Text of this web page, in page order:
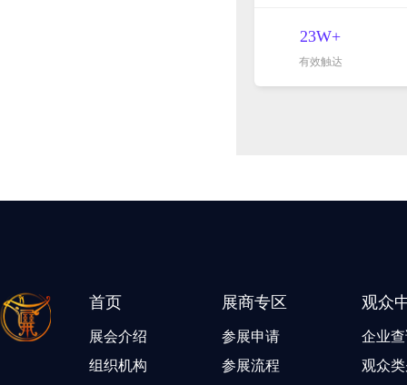
23W+
有效触达
首页
展会介绍
组织机构
展商专区
参展申请
参展流程
观众
企业
观众